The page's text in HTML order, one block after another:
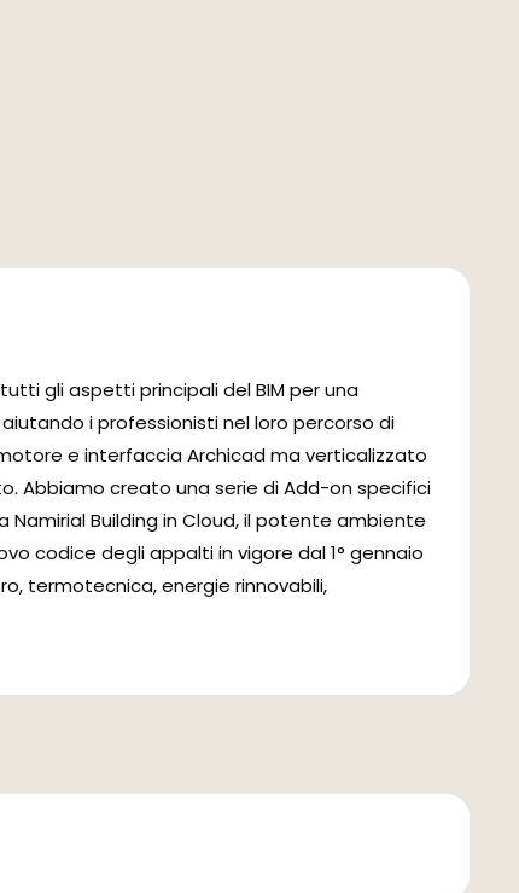
gli aspetti principali del BIM per una
i professionisti nel loro percorso di
e interfaccia Archicad ma verticalizzato
Abbiamo creato una serie di Add-on specifici
Building in Cloud, il potente ambiente
codice degli appalti in vigore dal 1° gennaio
termotecnica, energie rinnovabili,